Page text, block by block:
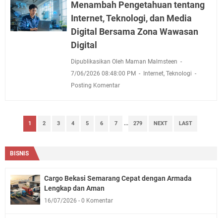
Menambah Pengetahuan tentang
Internet, Teknologi, dan Media
Digital Bersama Zona Wawasan
Digital
Dipublikasikan Oleh Maman Malmsteen
7/06/2026 08:48:00 PM
Internet, Teknologi
Posting Komentar
1 2 3 4 5 6 7 ... 279 NEXT LAST
BISNIS
Cargo Bekasi Semarang Cepat dengan Armada
Lengkap dan Aman
16/07/2026 0 Komentar